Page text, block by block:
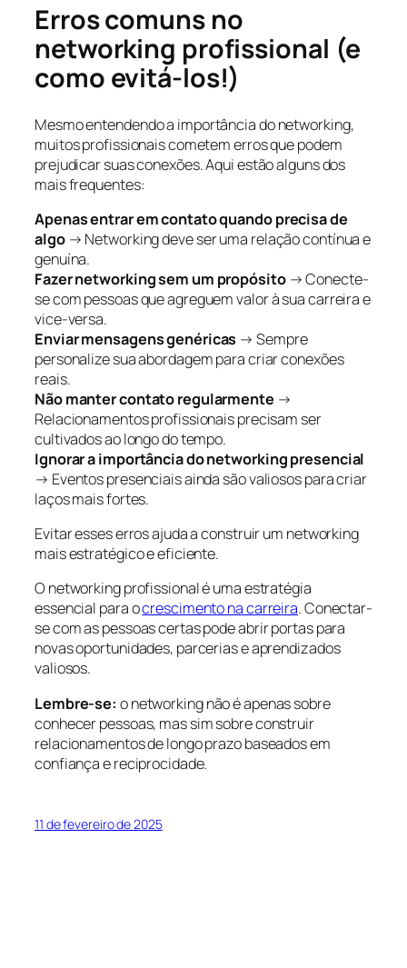
Erros comuns no
networking profissional (e
como evitá-los!)
Mesmo entendendo a importância do networking,
muitos profissionais cometem erros que podem
prejudicar suas conexões. Aqui estão alguns dos
mais frequentes:
Apenas entrar em contato quando precisa de
algo→ Networking deve ser uma relação contínua e
genuína.
Fazer networking sem um propósito→ Conecte-
se com pessoas que agreguem valor à sua carreira e
vice-versa.
Enviar mensagens genéricas → Sempre
personalize sua abordagem para criar conexões
reais.
Não manter contato regularmente →
Relacionamentos profissionais precisam ser
cultivados ao longo do tempo.
Ignorar a importância do networking presencial
→ Eventos presenciais ainda são valiosos para criar
laços mais fortes.
Evitar esses erros ajuda a construir um networking
mais estratégico e eficiente.
O networking profissional é uma estratégia
essencial para ocrescimento na carreira. Conectar-
se com as pessoas certas pode abrir portas para
novas oportunidades, parcerias e aprendizados
valiosos.
Lembre-se: o networking não é apenas sobre
conhecer pessoas, mas sim sobre construir
relacionamentos de longo prazo baseados em
confiança e reciprocidade.
11 de fevereiro de 2025